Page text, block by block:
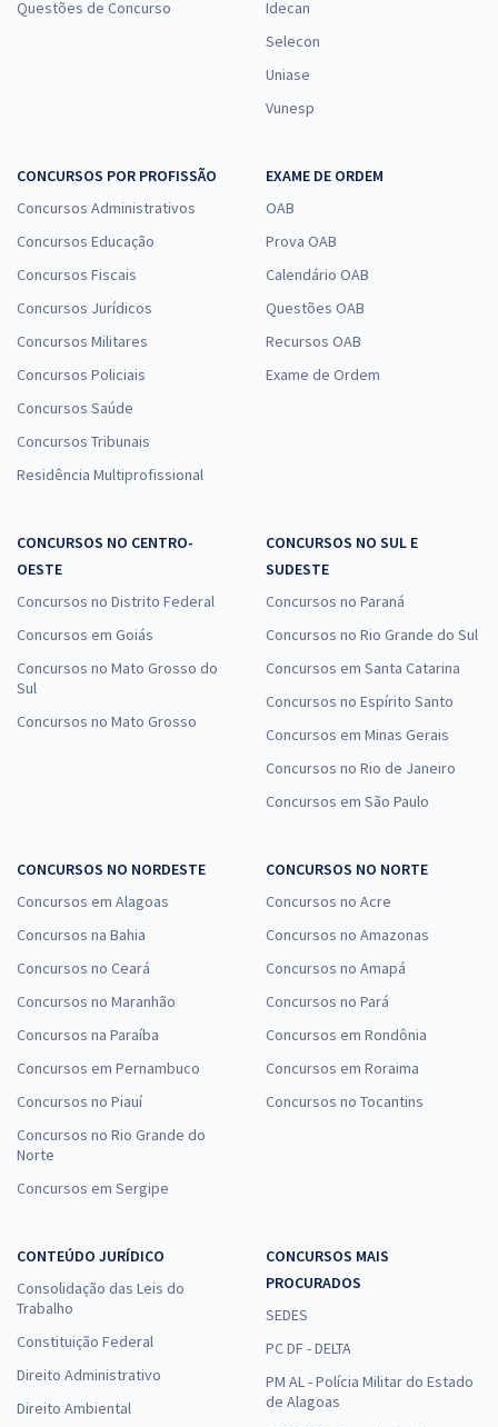
Questões de Concurso
Idecan
Selecon
Uniase
Vunesp
CONCURSOS POR PROFISSÃO
Concursos Administrativos
Concursos Educação
Concursos Fiscais
Concursos Jurídicos
Concursos Militares
Concursos Policiais
Concursos Saúde
Concursos Tribunais
Residência Multiprofissional
EXAME DE ORDEM
OAB
Prova OAB
Calendário OAB
Questões OAB
Recursos OAB
Exame de Ordem
CONCURSOS NO CENTRO-
OESTE
Concursos no Distrito Federal
Concursos em Goiás
Concursos no Mato Grosso do
Sul
Concursos no Mato Grosso
CONCURSOS NO SUL E
SUDESTE
Concursos no Paraná
Concursos no Rio Grande do Sul
Concursos em Santa Catarina
Concursos no Espírito Santo
Concursos em Minas Gerais
Concursos no Rio de Janeiro
Concursos em São Paulo
CONCURSOS NO NORDESTE
Concursos em Alagoas
Concursos na Bahia
Concursos no Ceará
Concursos no Maranhão
Concursos na Paraíba
Concursos em Pernambuco
Concursos no Piauí
Concursos no Rio Grande do
Norte
Concursos em Sergipe
CONCURSOS NO NORTE
Concursos no Acre
Concursos no Amazonas
Concursos no Amapá
Concursos no Pará
Concursos em Rondônia
Concursos em Roraima
Concursos no Tocantins
CONTEÚDO JURÍDICO
Consolidação das Leis do
Trabalho
Constituição Federal
Direito Administrativo
Direito Ambiental
CONCURSOS MAIS
PROCURADOS
SEDES
PC DF - DELTA
PM AL - Polícia Militar do Estado
de Alagoas